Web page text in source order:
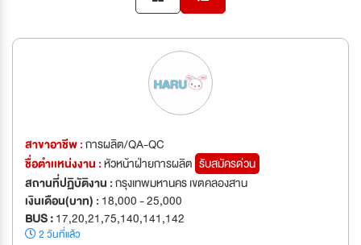
สาขาอาชีพ :การผลิต/QA-QC
ชื่อตำเเหน่งงาน :หัวหน้าฝ่ายการผลิต รับสมัครด่วน
สถานที่ปฏิบัติงาน :กรุงเทพมหานคร เขตคลองสาน
เงินเดือน(บาท) : 18,000 - 25,000
BUS :17,20,21,75,140,141,142
2 วันที่แล้ว